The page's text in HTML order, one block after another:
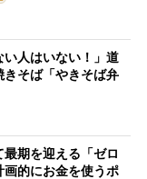
い人はいない！」道
きそば「やきそば弁
期を迎える「ゼロ
画的にお金を使うポ